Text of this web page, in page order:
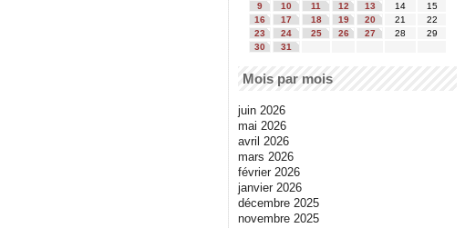
9
10 11 12 13 14
15
16
17 18 19 20 21
22
23
24 25 26 27 28
29
30
31
Mois par mois
juin 2026
mai 2026
avril 2026
mars 2026
février 2026
janvier 2026
décembre 2025
novembre 2025